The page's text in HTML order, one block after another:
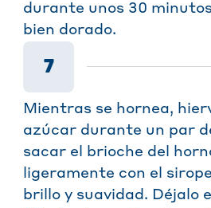
durante unos 30
bien dorado.
7
Mientras se hornea,
azúcar durante un par
sacar el brioche del
ligeramente con el
brillo y suavidad. Déjalo